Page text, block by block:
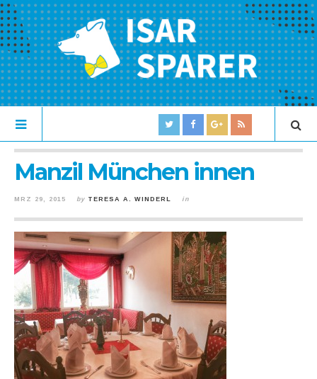
Manzil München innen
MRZ 29, 2015 by TERESA A. WINDERL in